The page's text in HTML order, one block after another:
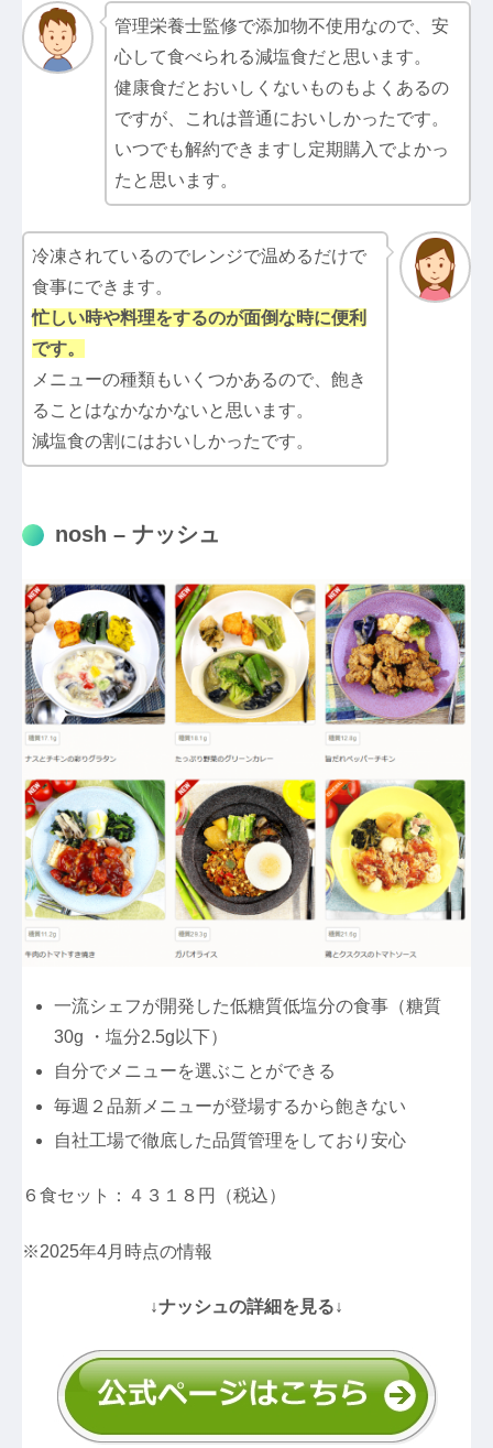
管理栄養士監修で添加物不使用なので、安
心して食べられる減塩食だと思います。
健康食だとおいしくないものもよくあるの
ですが、これは普通においしかったです。
いつでも解約できますし定期購入でよかっ
たと思います。
冷凍されているのでレンジで温めるだけで
食事にできます。
忙しい時や料理をするのが面倒な時に便利
です。
メニューの種類もいくつかあるので、飽き
ることはなかなかないと思います。
減塩食の割にはおいしかったです。
nosh – ナッシュ
一流シェフが開発した低糖質低塩分の食事（糖質
30g ・塩分2.5g以下）
自分でメニューを選ぶことができる
毎週２品新メニューが登場するから飽きない
自社工場で徹底した品質管理をしており安心
６食セット：４３１８円（税込）
※2025年4月時点の情報
↓ナッシュの詳細を見る↓